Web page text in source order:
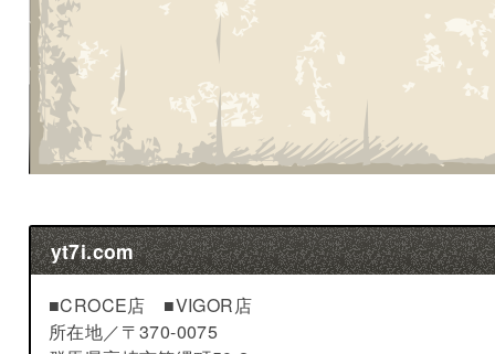
yt7i.com
■CROCE店 ■VIGOR店
所在地／〒370-0075